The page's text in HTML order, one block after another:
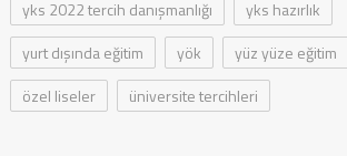
yks 2022 tercih danışmanlığı
yks hazırlık
yurt dışında eğitim
yök yüz yüze eğitim
özel liseler
üniversite tercihleri